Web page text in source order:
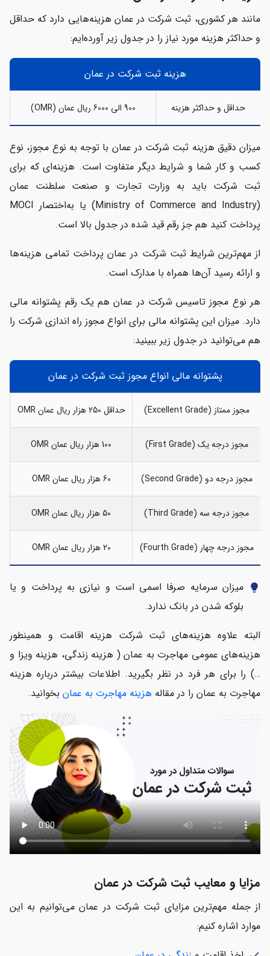
مانند هر کشوری، ثبت شرکت در عمان هزینه‌هایی دارد که حداقل
و حداکثر هزینه مورد نیاز را در جدول زیر آورده‌ایم:
هزینه ثبت شرکت در عمان
حداقل و حداکثر هزینه 900 الی 6000 ریال عمان (OMR)
میزان دقیق هزینه ثبت شرکت در عمان با توجه به نوع مجوز، نوع
کسب و کار شما و شرایط دیگر متفاوت است. هزینه‌ای که برای
ثبت شرکت باید به وزارت تجارت و صنعت سلطنت عمان
(Ministry of Commerce and Industry) یا به‌اختصار MOCI
پرداخت کنید هم جز رقم قید شده در جدول بالا است.
از مهم‌ترین شرایط ثبت شرکت در عمان پرداخت تمامی هزینه‌ها
و ارائه رسید آن‌ها همراه با مدارک است.
هر نوع مجوز تاسیس شرکت در عمان هم یک رقم پشتوانه مالی
دارد. میزان این پشتوانه مالی برای انواع مجوز راه اندازی شرکت را
هم می‌توانید در جدول زیر ببینید:
پشتوانه مالی انواع مجوز ثبت شرکت در عمان
مجوز ممتاز (Excellent Grade) حداقل 250 هزار ریال عمان OMR
مجوز درجه یک (First Grade) 100 هزار ریال عمان OMR
مجوز درجه دو (Second Grade) 60 هزار ریال عمان OMR
مجوز درجه سه (Third Grade) 50 هزار ریال عمان OMR
مجوز درجه چهار (Fourth Grade) 20 هزار ریال عمان OMR
lightbulb میزان سرمایه صرفا اسمی است و نیازی به پرداخت و یا
بلوکه شدن در بانک ندارد.
البته علاوه هزینه‌های ثبت شرکت هزینه اقامت و همینطور
هزینه‌های عمومی مهاجرت به عمان ( هزینه زندگی، هزینه ویزا و
…) را برای هر فرد در نظر بگیرید. اطلاعات بیشتر درباره هزینه
مهاجرت به عمان را در مقاله هزینه مهاجرت به عمان بخوانید.
مزایا و معایب ثبت شرکت در عمان
از جمله مهم‌ترین مزایای ثبت شرکت در عمان می‌توانیم به این
موارد اشاره کنیم: